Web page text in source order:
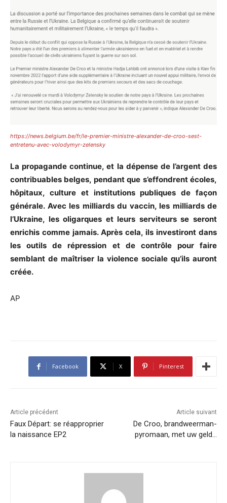
https://news.belgium.be/fr/le-premier-ministre-alexander-de-croo-sest-
entretenu-avec-volodymyr-zelensky
La propagande continue, et la dépense de l’argent des
contribuables belges, pendant que s’effondrent écoles,
hôpitaux, culture et institutions publiques de façon
générale. Avec les milliards du vaccin, les milliards de
l’Ukraine, les oligarques et leurs serviteurs se seront
enrichis comme jamais. Après cela, ils investiront dans
les outils de répression et de contrôle pour faire
semblant de maîtriser la violence sociale qu’ils auront
créée.
AP
Facebook X Pinterest
Article précédent
Faux Départ: se réapproprier
la naissance EP2
Article suivant
De Croo, brandweerman-
pyromaan, met uw geld…